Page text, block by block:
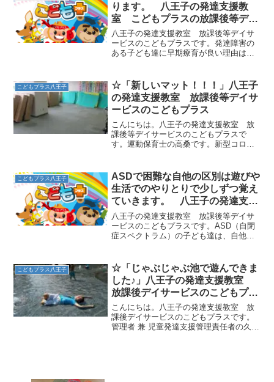
ります。 八王子の発達支援教
室 こどもプラスの放課後等デイ
サービス
八王子の発達支援教室 放課後等デイサ
ービスのこどもプラスです。発達障害の
ある子ども達に早期療育が良い理由は、
せないADHDなど、育児の大変さを緩和
すること、子どもに合...
こどもプラス八王子
☆「新しいマット！！！」八王子
の発達支援教室 放課後等デイサ
ービスのこどもプラス
こんにちは。八王子の発達支援教室 放
課後等デイサービスのこどもプラスで
す。運動保育士の高桑です。新型コロナ
剥がし、掃除機アルコール消毒をして、
乾燥させました。月曜日の午...
こどもプラス八王子
ASDで困難な自他の区別は遊びや
生活でのやりとりで少しずつ覚え
ていきます。 八王子の発達支援
教室 こどもプラスの放課後等デ
イサービス
八王子の発達支援教室 放課後等デイサ
ービスのこどもプラスです。ASD（自閉
症スペクトラム）の子ども達は、自他の
困難です。そのため、人の物でもそこに
あれば使ってしまうし、...
こどもプラス八王子
☆「じゃぶじゃぶ池で遊んできま
した♪」八王子の発達支援教室
放課後デイサービスのこどもプラ
ス
こんにちは。八王子の発達支援教室 放
課後デイサービスのこどもプラスです。
管理者 兼 児童発達支援管理責任者の久保